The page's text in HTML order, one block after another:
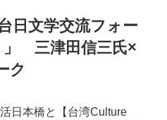
日文学交流フォー
」 三津田信三氏×
ク
日本橋と【台湾Culture